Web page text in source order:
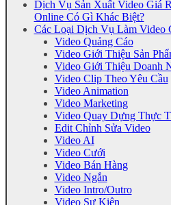
Dịch Vụ Sản Xuất Video Giá
Online Có Gì Khác Biệt?
Các Loại Dịch Vụ Làm Video
Video Quảng Cáo
Video Giới Thiệu Sản
Video Giới Thiệu Doanh
Video Clip Theo Yêu Cầu
Video Animation
Video Marketing
Video Quay Dựng Thực
Edit Chỉnh Sửa Video
Video AI
Video Cưới
Video Bán Hàng
Video Ngắn
Video Intro/Outro
Video Sự Kiện